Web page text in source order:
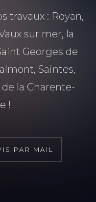
travaux : Royan,
sur mer, la
Georges de
Saintes,
la Charente-
!
PAR MAIL